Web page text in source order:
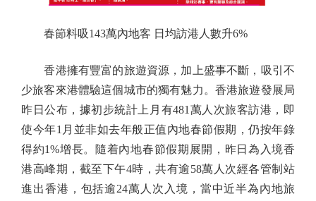
春節料吸143萬內地客 日均訪港人數升6%
香港擁有豐富的旅遊資源，加上盛事不斷，吸引不
少旅客來港體驗這個城市的獨有魅力。香港旅遊發展局
昨日公布，據初步統計上月有481萬人次旅客訪港，即
使今年1月並非如去年般正值內地春節假期，仍按年錄
得約1%增長。隨着內地春節假期展開，昨日為入境香
港高峰期，截至下午4時，共有逾58萬人次經各管制站
進出香港，包括逾24萬人次入境，當中近半為內地旅